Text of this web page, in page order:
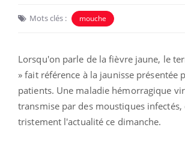
Mots clés : mouche
Lorsqu'on parle de la fièvre jaune, le
» fait référence à la jaunisse présentée
patients. Une maladie hémorragique
transmise par des moustiques
tristement l'actualité ce dimanche.